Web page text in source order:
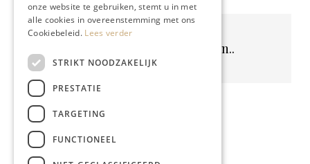
Geen resultaten gevonden..
onze website te gebruiken, stemt u in met
alle cookies in overeenstemming met ons
Cookiebeleid. Lees verder
STRIKT NOODZAKELIJK
PRESTATIE
TARGETING
FUNCTIONEEL